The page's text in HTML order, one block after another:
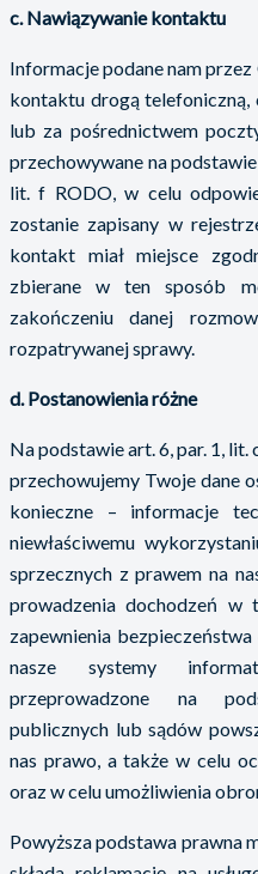
c. Nawiązywanie kontaktu
Informacje podane nam
kontaktu drogą telefoniczną,
lub za pośrednictwem
przechowywane na
lit. f RODO, w celu
zostanie zapisany w
kontakt miał miejsce
zbierane w ten sposób
zakończeniu danej
rozpatrywanej sprawy.
d. Postanowienia różne
Na podstawie art. 6, par. 1,
przechowujemy Twoje dane
konieczne – informacje
niewłaściwemu
sprzecznych z prawem na
prowadzenia dochodzeń w
zapewnienia
nasze systemy
przeprowadzone na
publicznych lub sądów
nas prawo, a także w celu
oraz w celu umożliwienia
Powyższa podstawa prawna